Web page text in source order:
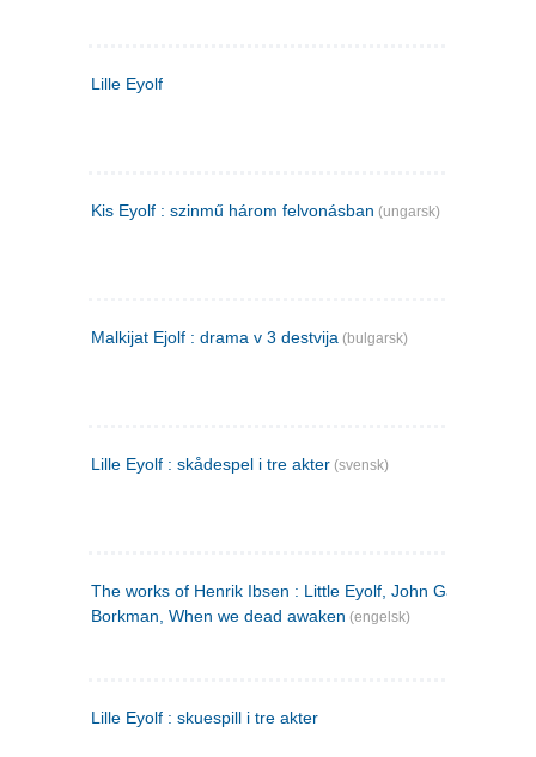
Lille Eyolf
Kis Eyolf : szinmű három felvonásban (ungarsk)
Malkijat Ejolf : drama v 3 destvija (bulgarsk)
Lille Eyolf : skådespel i tre akter (svensk)
The works of Henrik Ibsen : Little Eyolf, John Gabriel
Borkman, When we dead awaken (engelsk)
Lille Eyolf : skuespill i tre akter